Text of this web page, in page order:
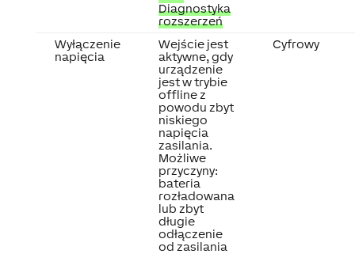
Diagnostyka
rozszerzeń
Wyłączenie
napięcia
Wejście jest
aktywne, gdy
urządzenie
jest w trybie
offline z
powodu zbyt
niskiego
napięcia
zasilania.
Możliwe
przyczyny:
bateria
rozładowana
lub zbyt
długie
odłączenie
od zasilania
Cyfrowy